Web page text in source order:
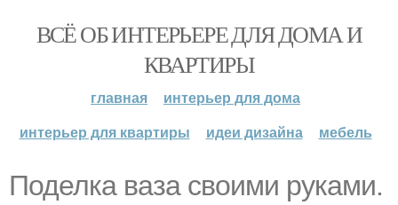
ВСЁ ОБ ИНТЕРЬЕРЕ ДЛЯ ДОМА И
КВАРТИРЫ
главная
интерьер для дома
интерьер для квартиры
идеи дизайна мебель
Поделка ваза своими руками.